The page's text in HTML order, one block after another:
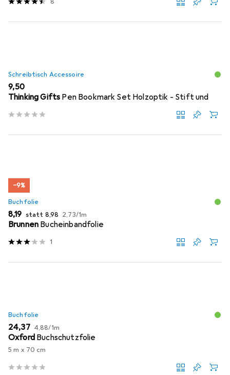
Schreibtisch Accessoire
EUR
9,50
Thinking Gifts Pen Bookmark Set Holzoptik - Stift und
−9%
Buchfolie
EUR
8,19 statt EUR
8,98 EUR
2,73/1m
Brunnen Bucheinbandfolie
1
Buchfolie
EUR
24,37 EUR
4,88/1m
Oxford Buchschutzfolie
5 m x 70 cm